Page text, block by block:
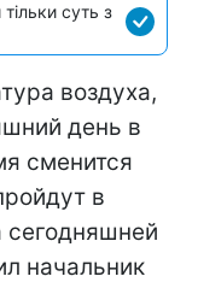
суть з
воздуха,
день в
сменится
в
сегодняшней
начальник